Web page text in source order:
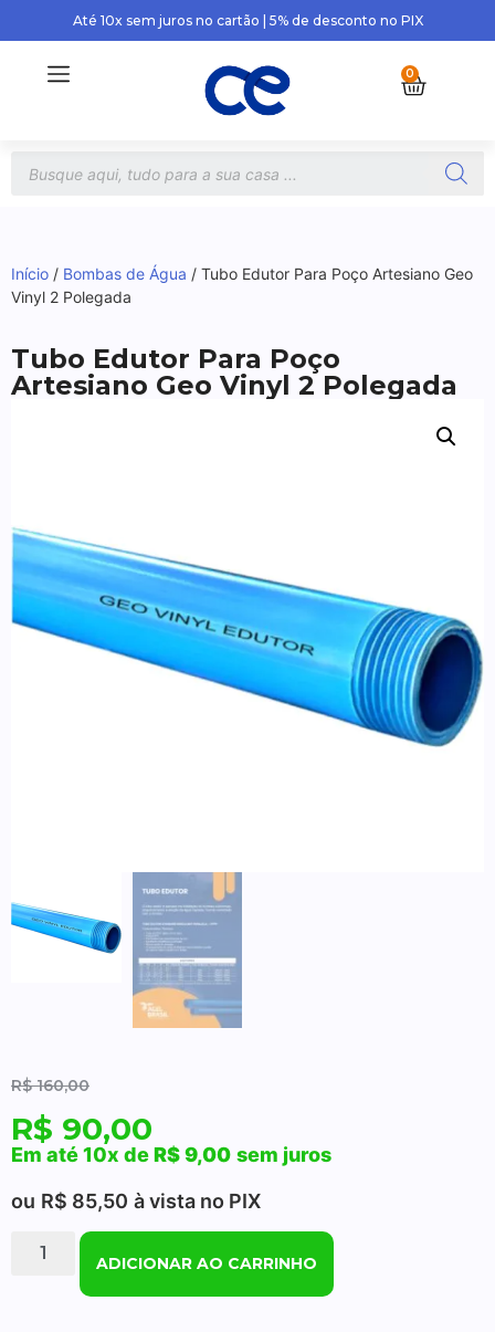
Até 10x sem juros no cartão | 5% de desconto no PIX
0
Início / Bombas de Água / Tubo Edutor Para Poço Artesiano Geo
Vinyl 2 Polegada
Tubo Edutor Para Poço
Artesiano Geo Vinyl 2 Polegada
R$160,00
R$ 90,00
Em até 10x deR$9,00 sem juros
ou R$ 85,50 à vista no PIX
ADICIONAR AO CARRINHO